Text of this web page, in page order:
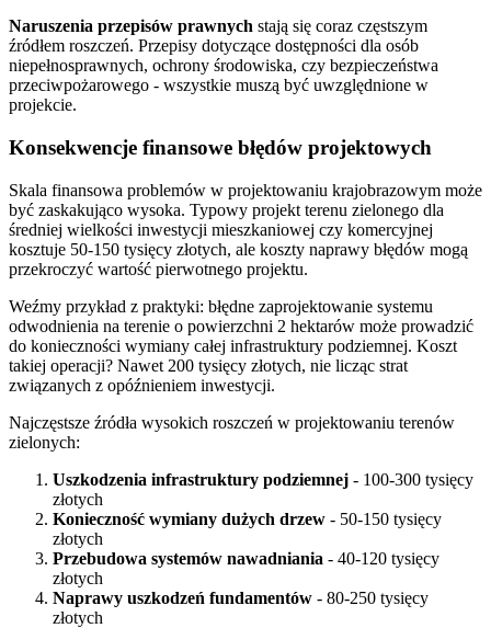
Naruszenia przepisów prawnych stają się coraz częstszym
źródłem roszczeń. Przepisy dotyczące dostępności dla osób
niepełnosprawnych, ochrony środowiska, czy bezpieczeństwa
przeciwpożarowego - wszystkie muszą być uwzględnione w
projekcie.
Konsekwencje finansowe błędów projektowych
Skala finansowa problemów w projektowaniu krajobrazowym może
być zaskakująco wysoka. Typowy projekt terenu zielonego dla
średniej wielkości inwestycji mieszkaniowej czy komercyjnej
kosztuje 50-150 tysięcy złotych, ale koszty naprawy błędów mogą
przekroczyć wartość pierwotnego projektu.
Weźmy przykład z praktyki: błędne zaprojektowanie systemu
odwodnienia na terenie o powierzchni 2 hektarów może prowadzić
do konieczności wymiany całej infrastruktury podziemnej. Koszt
takiej operacji? Nawet 200 tysięcy złotych, nie licząc strat
związanych z opóźnieniem inwestycji.
Najczęstsze źródła wysokich roszczeń w projektowaniu terenów
zielonych:
Uszkodzenia infrastruktury podziemnej - 100-300 tysięcy
złotych
Konieczność wymiany dużych drzew - 50-150 tysięcy
złotych
Przebudowa systemów nawadniania - 40-120 tysięcy
złotych
Naprawy uszkodzeń fundamentów - 80-250 tysięcy
złotych